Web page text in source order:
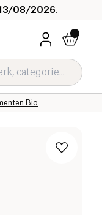
08/2026
Bio